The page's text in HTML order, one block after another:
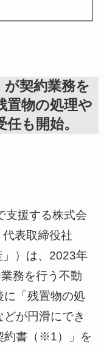
が契約業務を
置物の処理や
も開始。
支援する株式会
表取締役社
）は、2023年
務を行う不動
に「残置物の処
が円滑にでき
約書（※1）」を